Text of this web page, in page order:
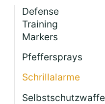
Defense
Training
Markers
Pfeffersprays
Schrillalarme